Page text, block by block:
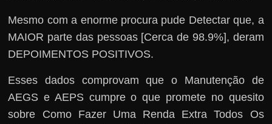
Mesmo com a enorme procura pude Detectar que, a
MAIOR parte das pessoas [Cerca de 98.9%], deram
DEPOIMENTOS POSITIVOS.
Esses dados comprovam que o Manutenção de
AEGS e AEPS cumpre o que promete no quesito
sobre Como Fazer Uma Renda Extra Todos Os